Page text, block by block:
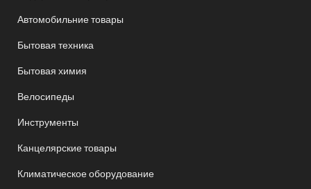
Автомобильние товары
Бытовая техника
Бытовая химия
Велосипеды
Инструменты
Канцелярские товары
Климатическое оборудование